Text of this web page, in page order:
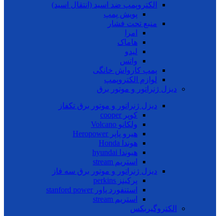
الکتروپمپ ضد اسید (انتقال اسید)
پویش پمپ
منبع تحت فشار
امرا
هاماک
لیدو
واتس
پمپ کارواش خانگی
لوازم الکتروپمپ
دیزل ژنراتور و موتور برق
دیزل ژنراتور و موتور برق تکفاز
کوپر cooper
ولکانو Volcano
هیرو پاپر Heropower
هوندا Honda
هیوندا hyundai
استریم stream
دیزل ژنراتور و موتور برق سه فاز
پرکینز perkins
استنفورد پاور stanford power
استریم stream
الکتروگیربکس